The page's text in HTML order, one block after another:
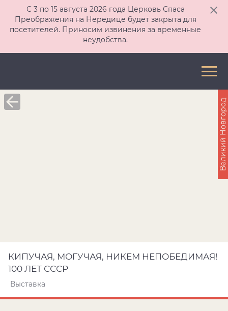
С 3 по 15 августа 2026 года Церковь Спаса
Преображения на Нередице будет закрыта для
посетителей. Приносим извинения за временные
неудобства.
КИПУЧАЯ, МОГУЧАЯ, НИКЕМ НЕПОБЕДИМАЯ!
100 ЛЕТ СССР
Выставка
Великий Новгород